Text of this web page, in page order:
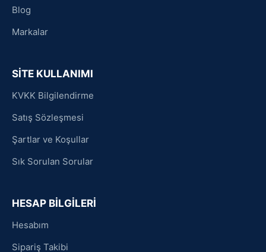
Blog
Markalar
SİTE KULLANIMI
KVKK Bilgilendirme
Satış Sözleşmesi
Şartlar ve Koşullar
Sık Sorulan Sorular
HESAP BİLGİLERİ
Hesabım
Sipariş Takibi